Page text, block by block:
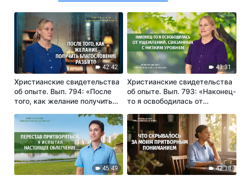
42:42
Христианские свидетельства
об опыте. Вып. 794: «После
того, как желание получить
43:31
Христианские свидетельства
об опыте. Вып. 793: «Наконец-
то я освободилась от
низким уровнем»
45:49 42:38